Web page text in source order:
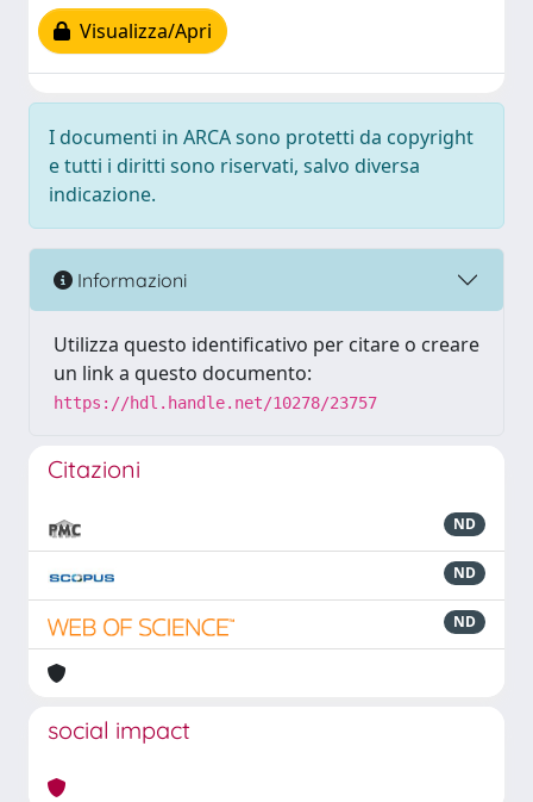
Visualizza/Apri
I documenti in ARCA sono protetti da copyright
e tutti i diritti sono riservati, salvo diversa
indicazione.
Informazioni
Utilizza questo identificativo per citare o creare
un link a questo documento:
https://hdl.handle.net/10278/23757
Citazioni
ND
ND
ND
social impact